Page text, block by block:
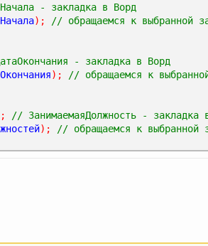
- закладка в Ворд
);
// обращаемся к выбранной
- закладка в Ворд
);
// обращаемся к
// ЗанимаемаяДолжность - закладка
);
// обращаемся к выбранной